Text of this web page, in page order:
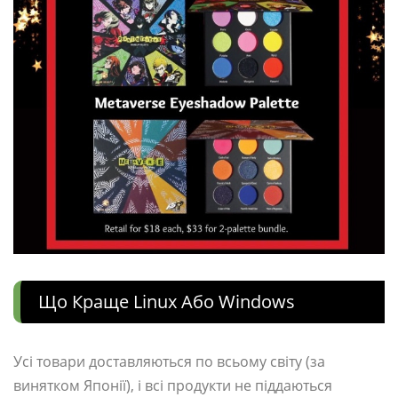
Що Краще Linux Або Windows
Усі товари доставляються по всьому світу (за
винятком Японії), і всі продукти не піддаються